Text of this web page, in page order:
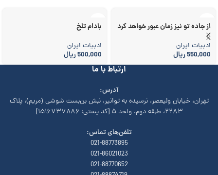
از جاده تو نیز زمان عبور خواهد کرد
ادبیات ایران
550,000ریال
بادام تلخ
ادبیات ایران
500,000ریال
ارتباط با ما
آدرس:
تهران، خیابان وليعصر، نرسيده به توانير، نبش بن‌بست شوشی (مريم)، پلاک
۲۲۸۳، طبقه دوم، واحد ۵ [کد پستی: ۱۵۱۶۷۳۷۸۸۶]
تلفن‌های تماس:
021-88773895
021-86021023
021-88770652